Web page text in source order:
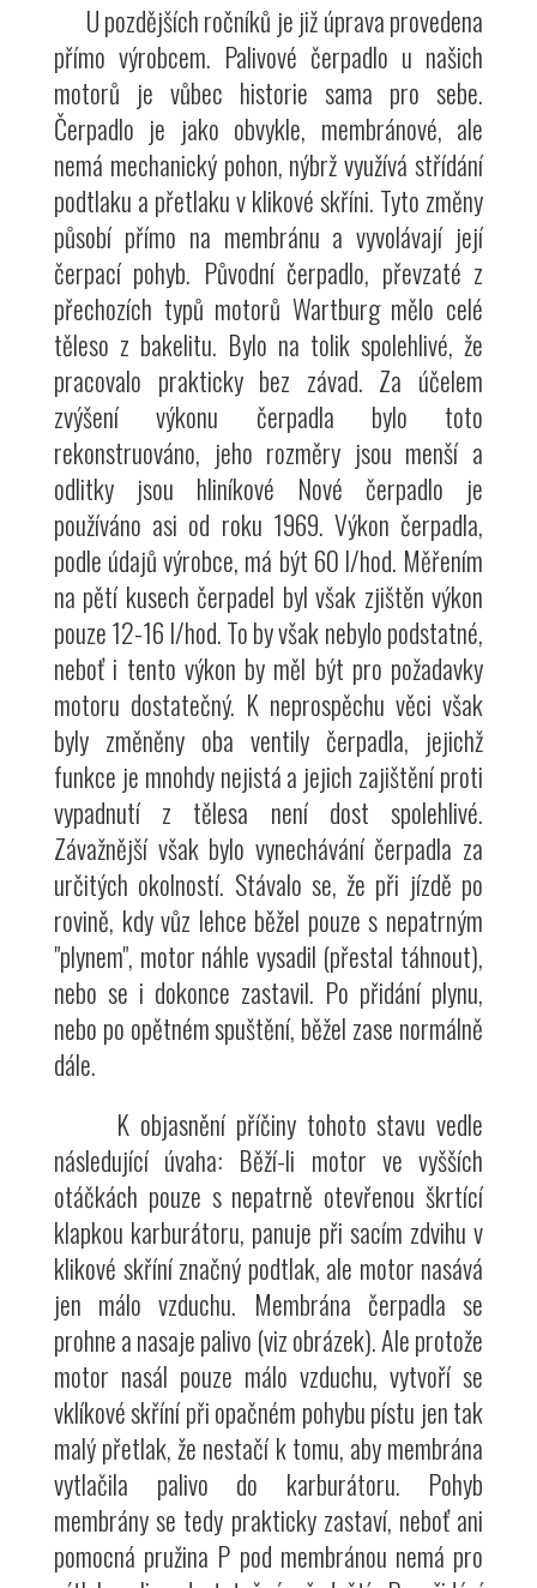
U pozdějších ročníků je již úprava provedena
přímo výrobcem. Palivové čerpadlo u našich
motorů je vůbec historie sama pro sebe.
Čerpadlo je jako obvykle, membránové, ale
nemá mechanický pohon, nýbrž využívá střídání
podtlaku a přetlaku v klikové skříni. Tyto změny
působí přímo na membránu a vyvolávají její
čerpací pohyb. Původní čerpadlo, převzaté z
přechozích typů motorů Wartburg mělo celé
těleso z bakelitu. Bylo na tolik spolehlivé, že
pracovalo prakticky bez závad. Za účelem
zvýšení výkonu čerpadla bylo toto
rekonstruováno, jeho rozměry jsou menší a
odlitky jsou hliníkové Nové čerpadlo je
používáno asi od roku 1969. Výkon čerpadla,
podle údajů výrobce, má být 60 l/hod. Měřením
na pětí kusech čerpadel byl však zjištěn výkon
pouze 12-16 l/hod. To by však nebylo podstatné,
neboť i tento výkon by měl být pro požadavky
motoru dostatečný. K neprospěchu věci však
byly změněny oba ventily čerpadla, jejichž
funkce je mnohdy nejistá a jejich zajištění proti
vypadnutí z tělesa není dost spolehlivé.
Závažnější však bylo vynechávání čerpadla za
určitých okolností. Stávalo se, že při jízdě po
rovině, kdy vůz lehce běžel pouze s nepatrným
"plynem", motor náhle vysadil (přestal táhnout),
nebo se i dokonce zastavil. Po přidání plynu,
nebo po opětném spuštění, běžel zase normálně
dále.
K objasnění příčiny tohoto stavu vedle
následující úvaha: Běží-li motor ve vyšších
otáčkách pouze s nepatrně otevřenou škrtící
klapkou karburátoru, panuje při sacím zdvihu v
klikové skříní značný podtlak, ale motor nasává
jen málo vzduchu. Membrána čerpadla se
prohne a nasaje palivo (viz obrázek). Ale protože
motor nasál pouze málo vzduchu, vytvoří se
vklíkové skříní při opačném pohybu pístu jen tak
malý přetlak, že nestačí k tomu, aby membrána
vytlačila palivo do karburátoru. Pohyb
membrány se tedy prakticky zastaví, neboť ani
pomocná pružina P pod membránou nemá pro